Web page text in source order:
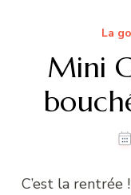
La
Mini
C’est la rentrée